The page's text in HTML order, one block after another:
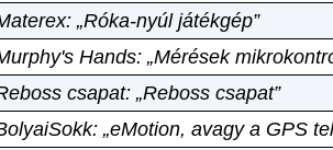
„Róka-nyúl játékgép”
Hands: „Mérések
csapat: „Reboss csapat”
„eMotion, avagy a GPS